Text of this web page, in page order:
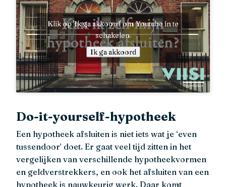
Klik op 'Ik ga akkoord' om Youtube in te
schakelen
Ik ga akkoord
Do-it-yourself-hypotheek
Een hypotheek afsluiten is niet iets wat je ‘even
tussendoor’ doet. Er gaat veel tijd zitten in het
vergelijken van verschillende hypotheekvormen
en geldverstrekkers, en ook het afsluiten van een
hypotheek is nauwkeurig werk. Daar komt